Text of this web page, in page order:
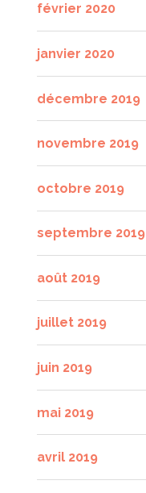
février 2020
janvier 2020
décembre 2019
novembre 2019
octobre 2019
septembre 2019
août 2019
juillet 2019
juin 2019
mai 2019
avril 2019